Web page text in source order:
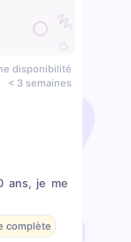
disponibilité
< 3 semaines
ans, je me
complète